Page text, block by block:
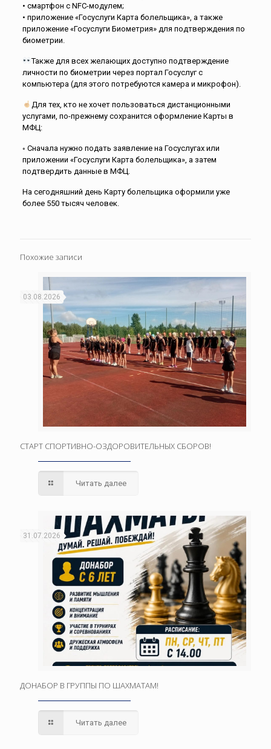
• смартфон с NFC-модулем;
• приложение «Госуслуги Карта болельщика», а также
приложение «Госуслуги Биометрия» для подтверждения по
биометрии.
Также для всех желающих доступно подтверждение
личности по биометрии через портал Госуслуг с
компьютера (для этого потребуются камера и микрофон).
Для тех, кто не хочет пользоваться дистанционными
услугами, по-прежнему сохранится оформление Карты в
МФЦ:
◦ Сначала нужно подать заявление на Госуслугах или
приложении «Госуслуги Карта болельщика», а затем
подтвердить данные в МФЦ.
На сегодняшний день Карту болельщика оформили уже
более 550 тысяч человек.
Похожие записи
03.08.2026
СТАРТ СПОРТИВНО-ОЗДОРОВИТЕЛЬНЫХ СБОРОВ!
Читать далее
31.07.2026
ДОНАБОР В ГРУППЫ ПО ШАХМАТАМ!
Читать далее